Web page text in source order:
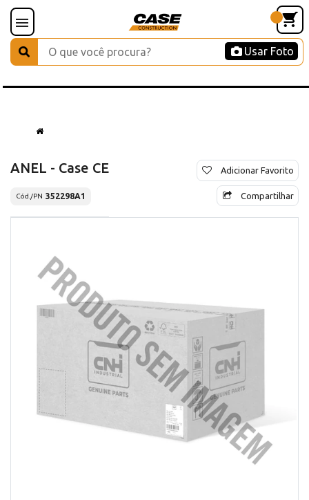
Usar Foto
ANEL - Case CE
Cód./PN 352298A1
Adicionar Favorito
Compartilhar